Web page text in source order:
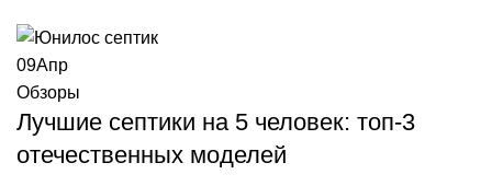
09Апр
Обзоры
Лучшие септики на 5 человек: топ-3
отечественных моделей